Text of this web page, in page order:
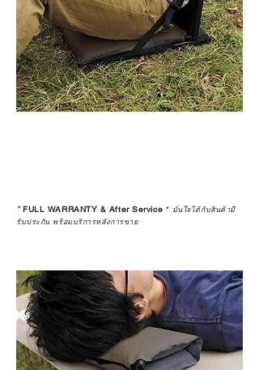
ยาว
อ่านต่อเรื่องการรับประกันสินค้าได้
ตรงนี้
>>https://www.campstudio.co.th/
warranty
*FULL WARRANTY & After Service * มั่นใจได้กับสินค้ามี
รับประกัน พร้อมบริการหลังการขาย